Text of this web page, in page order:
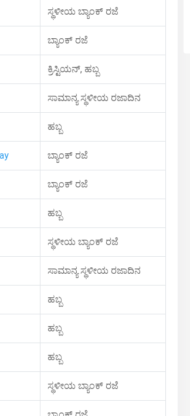
ಸ್ಥಳೀಯ ಬ್ಯಾಂಕ್ ರಜೆ
ಬ್ಯಾಂಕ್ ರಜೆ
ಕ್ರಿಸ್ಟಿಯನ್, ಹಬ್ಬ
ಸಾಮಾನ್ಯ ಸ್ಥಳೀಯ ರಜಾದಿನ
ಹಬ್ಬ
ಬ್ಯಾಂಕ್ ರಜೆ
ಬ್ಯಾಂಕ್ ರಜೆ
ಹಬ್ಬ
ಸ್ಥಳೀಯ ಬ್ಯಾಂಕ್ ರಜೆ
ಸಾಮಾನ್ಯ ಸ್ಥಳೀಯ ರಜಾದಿನ
ಹಬ್ಬ
ಹಬ್ಬ
ಹಬ್ಬ
ಸ್ಥಳೀಯ ಬ್ಯಾಂಕ್ ರಜೆ